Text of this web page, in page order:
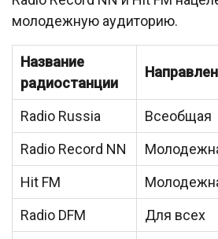
молодежную аудиторию.
Название
радиостанции
Radio Russia Всеобщая
Radio Record NN
Hit FM
Radio DFM
Для всех